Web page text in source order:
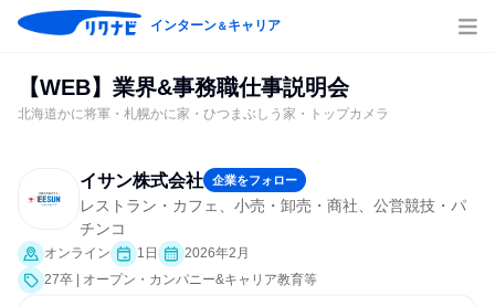
インターン＆キャリア
【WEB】業界&事務職仕事説明会
北海道かに将軍・札幌かに家・ひつまぶしう家・トップカメラ
イサン株式会社 企業をフォロー
レストラン・カフェ、小売・卸売・商社、公営競技・パ
チンコ
オンライン 1日
2026年2月
27卒 | オープン・カンパニー&キャリア教育等